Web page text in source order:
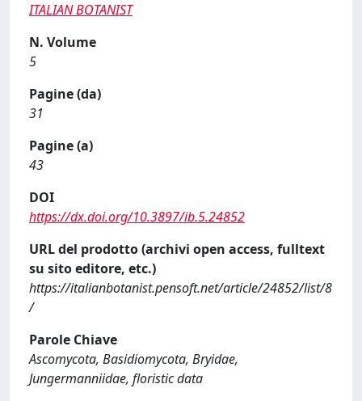
ITALIAN BOTANIST
N. Volume
5
Pagine (da)
31
Pagine (a)
43
DOI
https://dx.doi.org/10.3897/ib.5.24852
URL del prodotto (archivi open access, fulltext
su sito editore, etc.)
https://italianbotanist.pensoft.net/article/24852/list/8
/
Parole Chiave
Ascomycota, Basidiomycota, Bryidae,
Jungermanniidae, floristic data